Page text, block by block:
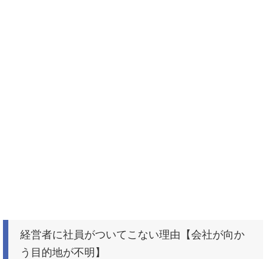
経営者に社員がついてこない理由【会社が向か
う目的地が不明】